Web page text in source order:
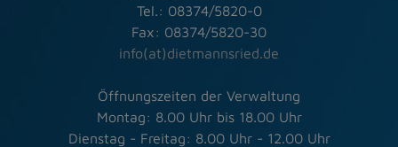
Tel.: 08374/5820-0
Fax: 08374/5820-30
info(at)dietmannsried.de
Öffnungszeiten der Verwaltung
Montag: 8.00 Uhr bis 18.00 Uhr
Dienstag - Freitag: 8.00 Uhr - 12.00 Uhr